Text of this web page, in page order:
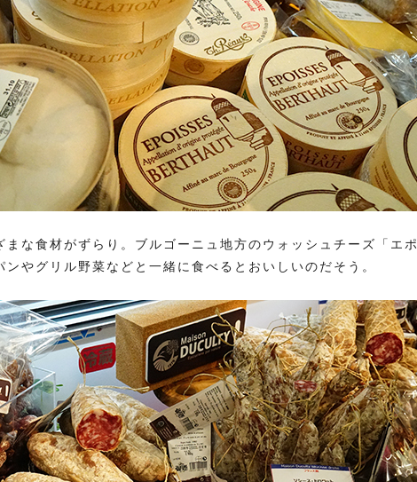
まな食材がずらり。ブルゴーニュ地方のウォッシュチーズ「エポ
やグリル野菜などと一緒に食べるとおいしいのだそう。